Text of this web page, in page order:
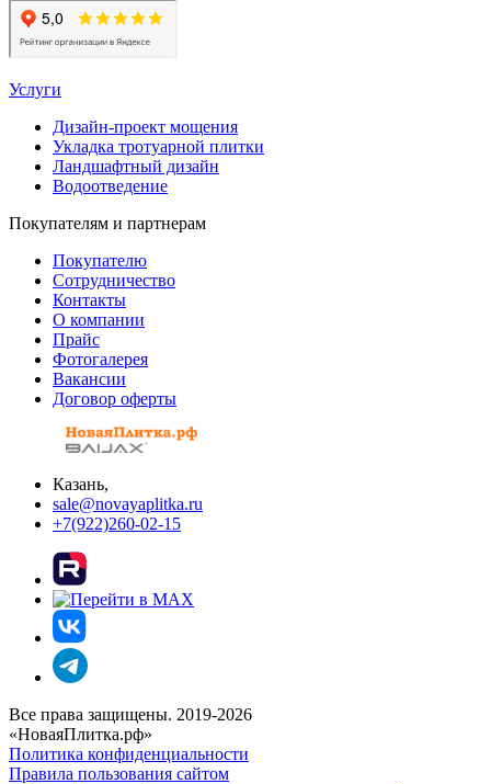
Услуги
Дизайн-проект мощения
Укладка тротуарной плитки
Ландшафтный дизайн
Водоотведение
Покупателям и партнерам
Покупателю
Сотрудничество
Контакты
О компании
Прайс
Фотогалерея
Вакансии
Договор оферты
Казань,
sale@novayaplitka.ru
+7(922)260-02-15
Все права защищены. 2019-2026
«НоваяПлитка.рф»
Политика конфиденциальности
Правила пользования сайтом